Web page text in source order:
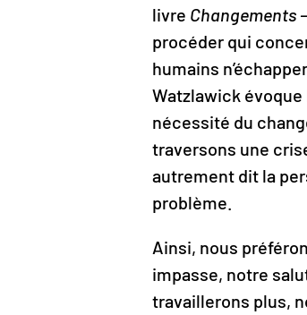
livre Changements
procéder qui
humains
Watzlawick
nécessité du
traversons une
autrement dit la
problème.
Ainsi, nous
impasse, notre
travaillerons plus,